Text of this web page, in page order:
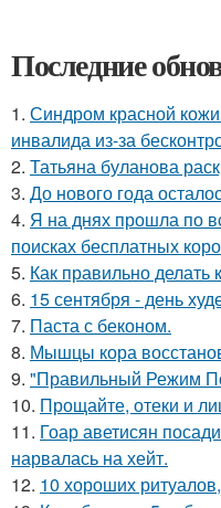
Последние
1. Синдром красной
инвалида из-за
2. Татьяна буланова
3. До нового года
4. Я на днях прошла по
поисках бесплатных
5. Как правильно делать
6. 15 сентября - день
7. Паста с беконом.
8. Мышцы кора
9. "Правильный Режим
10. Прощайте, отеки и
11. Гоар аветисян
нарвалась на хейт.
12. 10 хороших